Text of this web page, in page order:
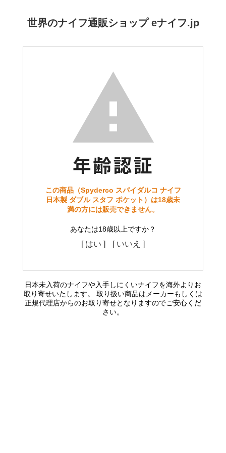
世界のナイフ通販ショップ eナイフ.jp
この商品（Spyderco スパイダルコ ナイフ
日本製 ダブル スタフ ポケット）は18歳未
満の方には販売できません。
あなたは18歳以上ですか？
[ はい ] [ いいえ ]
日本未入荷のナイフや入手しにくいナイフを海外よりお
取り寄せいたします。 取り扱い商品はメーカーもしくは
正規代理店からのお取り寄せとなりますのでご安心くだ
さい。